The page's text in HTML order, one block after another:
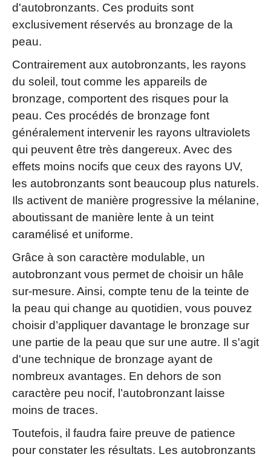
d'autobronzants. Ces produits sont
exclusivement réservés au bronzage de la
peau.
Contrairement aux autobronzants, les rayons
du soleil, tout comme les appareils de
bronzage, comportent des risques pour la
peau. Ces procédés de bronzage font
généralement intervenir les rayons ultraviolets
qui peuvent être très dangereux. Avec des
effets moins nocifs que ceux des rayons UV,
les autobronzants sont beaucoup plus naturels.
Ils activent de manière progressive la mélanine,
aboutissant de manière lente à un teint
caramélisé et uniforme.
Grâce à son caractère modulable, un
autobronzant vous permet de choisir un hâle
sur-mesure. Ainsi, compte tenu de la teinte de
la peau qui change au quotidien, vous pouvez
choisir d’appliquer davantage le bronzage sur
une partie de la peau que sur une autre. Il s'agit
d'une technique de bronzage ayant de
nombreux avantages. En dehors de son
caractère peu nocif, l’autobronzant laisse
moins de traces.
Toutefois, il faudra faire preuve de patience
pour constater les résultats. Les autobronzants